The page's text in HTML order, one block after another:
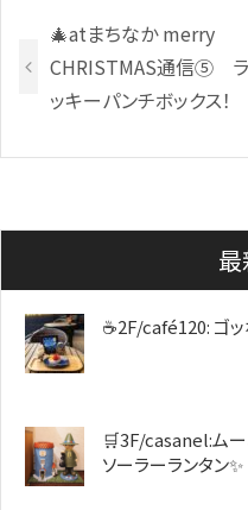
🎄atまちなか merry
CHRISTMAS通信⑤ ラ
ッキーパンチボックス！
☕2F/café120: ゴ
🛒3F/casanel:ム
ソーラーランタン✨️